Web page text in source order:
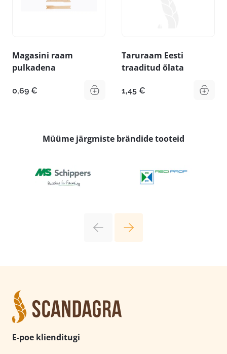
Magasini raam
pulkadena
0,69 €
Taruraam Eesti
traaditud õlata
1,45 €
Müüme järgmiste brändide tooteid
E-poe klienditugi